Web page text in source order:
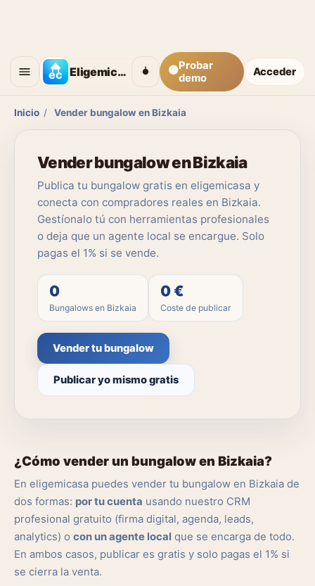
Eligemicasa 🟡Probar
demo
Acceder
Inicio / Vender bungalow en Bizkaia
Vender bungalow en Bizkaia
Publica tu bungalow gratis en eligemicasa y
conecta con compradores reales en Bizkaia.
Gestíonalo tú con herramientas profesionales
o deja que un agente local se encargue. Solo
pagas el 1% si se vende.
0
Bungalows en Bizkaia
0 €
Coste de publicar
Vender tu bungalow
Publicar yo mismo gratis
¿Cómo vender un bungalow en Bizkaia?
En eligemicasa puedes vender tu bungalow en Bizkaia de
dos formas: por tu cuenta usando nuestro CRM
profesional gratuito (firma digital, agenda, leads,
analytics) o con un agente local que se encarga de todo.
En ambos casos, publicar es gratis y solo pagas el 1% si
se cierra la venta.